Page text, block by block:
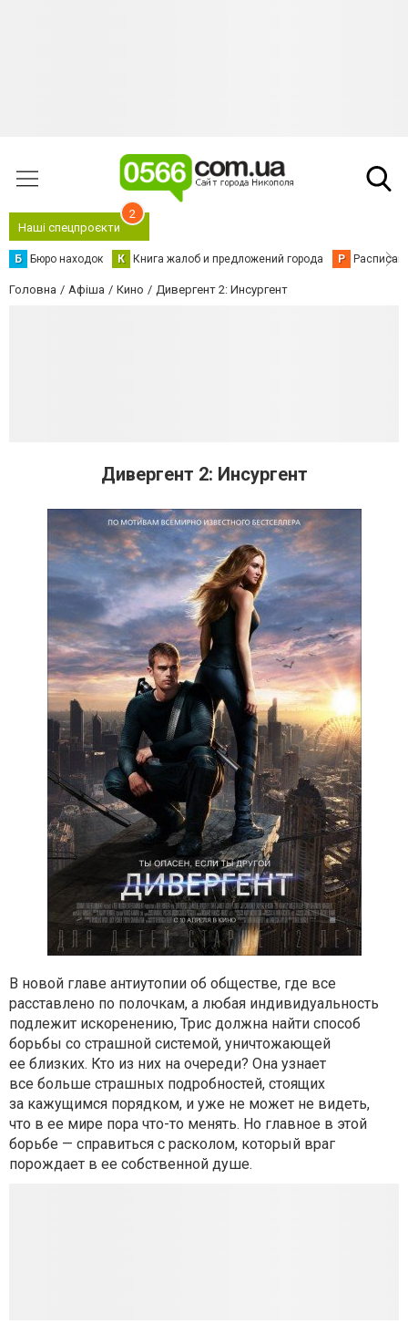
Наші спецпроєкти
2
Б Бюро находок К Книга жалоб и предложений города Р
Головна Афіша Кино Дивергент 2: Инсургент
Дивергент 2: Инсургент
В новой главе антиутопии об обществе, где все
расставлено по полочкам, а любая индивидуальность
подлежит искоренению, Трис должна найти способ
борьбы со страшной системой, уничтожающей
ее близких. Кто из них на очереди? Она узнает
все больше страшных подробностей, стоящих
за кажущимся порядком, и уже не может не видеть,
что в ее мире пора что-то менять. Но главное в этой
борьбе — справиться с расколом, который враг
порождает в ее собственной душе.